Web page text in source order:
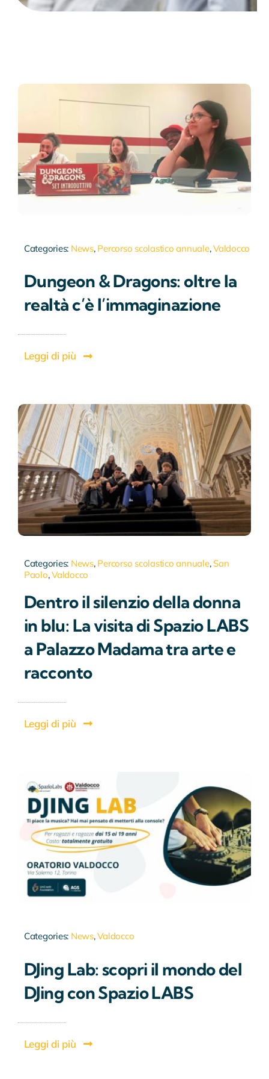
Categories: News, Percorso scolastico annuale,Valdocco
Dungeon & Dragons: oltre la
realtà c’è l’immaginazione
Leggi di più
Categories: News, Percorso scolastico annuale, San
Paolo,Valdocco
Dentro il silenzio della donna
in blu: La visita di Spazio LABS
a Palazzo Madama tra arte e
racconto
Leggi di più
Categories: News,Valdocco
DJing Lab: scopri il mondo del
DJing con Spazio LABS
Leggi di più